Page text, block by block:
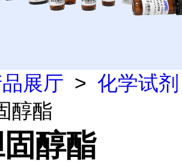
展厅 > 化学试剂
醇酯
醇酯